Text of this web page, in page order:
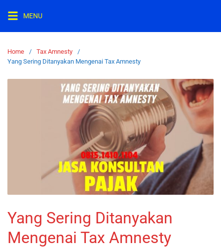
MENU
Home
Tax Amnesty
Yang Sering Ditanyakan Mengenai Tax Amnesty
Yang Sering Ditanyakan
Mengenai Tax Amnesty